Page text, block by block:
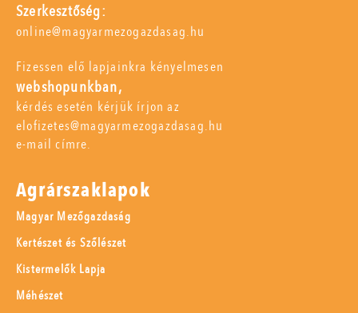
Szerkesztőség:
online@magyarmezogazdasag.hu
Fizessen elő lapjainkra kényelmesen
webshopunkban,
kérdés esetén kérjük írjon az
elofizetes@magyarmezogazdasag.hu
e-mail címre.
Agrárszaklapok
Magyar Mezőgazdaság
Kertészet és Szőlészet
Kistermelők Lapja
Méhészet